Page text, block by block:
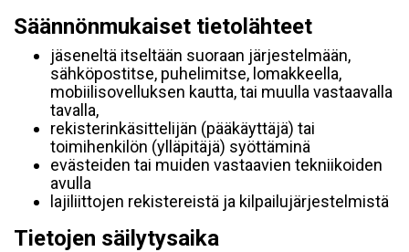
Säännönmukaiset tietolähteet
jäseneltä itseltään suoraan järjestelmään,
sähköpostitse, puhelimitse, lomakkeella,
mobiilisovelluksen kautta, tai muulla vastaavalla
tavalla,
rekisterinkäsittelijän (pääkäyttäjä) tai
toimihenkilön (ylläpitäjä) syöttäminä
evästeiden tai muiden vastaavien tekniikoiden
avulla
lajiliittojen rekistereistä ja kilpailujärjestelmistä
Tietojen säilytysaika